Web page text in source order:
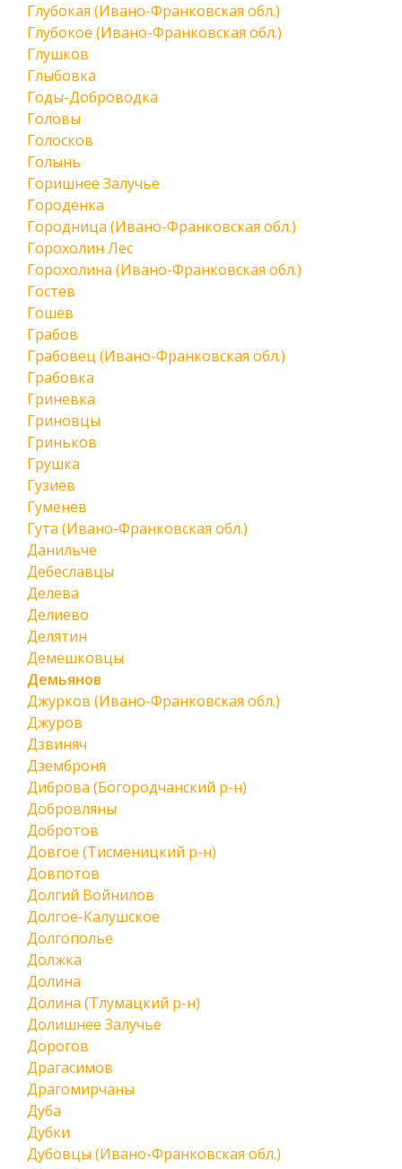
Глубокая (Ивано-Франковская обл.)
Глубокое (Ивано-Франковская обл.)
Глушков
Глыбовка
Годы-Доброводка
Головы
Голосков
Голынь
Горишнее Залучье
Городенка
Городница (Ивано-Франковская обл.)
Горохолин Лес
Горохолина (Ивано-Франковская обл.)
Гостев
Гошев
Грабов
Грабовец (Ивано-Франковская обл.)
Грабовка
Гриневка
Гриновцы
Гриньков
Грушка
Гузиев
Гуменев
Гута (Ивано-Франковская обл.)
Данильче
Дебеславцы
Делева
Делиево
Делятин
Демешковцы
Демьянов
Джурков (Ивано-Франковская обл.)
Джуров
Дзвиняч
Дземброня
Диброва (Богородчанский р-н)
Добровляны
Добротов
Довгое (Тисменицкий р-н)
Довпотов
Долгий Войнилов
Долгое-Калушское
Долгополье
Должка
Долина
Долина (Тлумацкий р-н)
Долишнее Залучье
Дорогов
Драгасимов
Драгомирчаны
Дуба
Дубки
Дубовцы (Ивано-Франковская обл.)